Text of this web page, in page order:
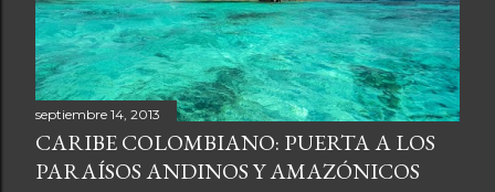
a
s
septiembre 14, 2013
CARIBE COLOMBIANO: PUERTA A LOS
PARAÍSOS ANDINOS Y AMAZÓNICOS